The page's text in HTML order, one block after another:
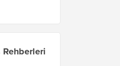
Rehberleri